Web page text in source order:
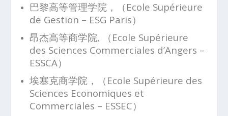
巴黎高等管理学院，（Ecole Supérieure
de Gestion – ESG Paris）
昂杰高等商学院, （Ecole Supérieure
des Sciences Commerciales d’Angers –
ESSCA）
埃塞克商学院，（Ecole Supérieure des
Sciences Economiques et
Commerciales – ESSEC）